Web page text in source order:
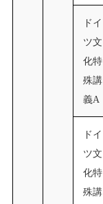
ドイ
ツ文
化特
殊講
義A
ドイ
ツ文
化特
殊講